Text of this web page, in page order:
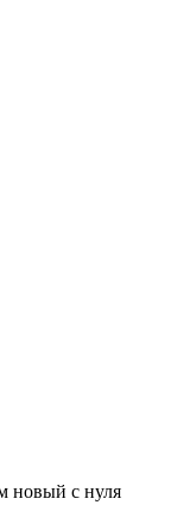
новый с нуля